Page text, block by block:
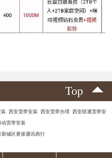
Top
西安宽带安装 西安宽带办理 西安联通宽带安
宽带安装
城区赛派通讯商行